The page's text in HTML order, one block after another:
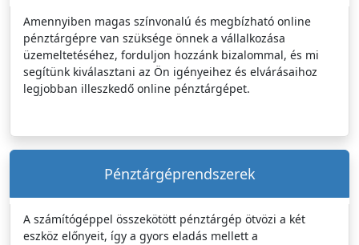
Amennyiben magas színvonalú és megbízható online
pénztárgépre van szüksége önnek a vállalkozása
üzemeltetéséhez, forduljon hozzánk bizalommal, és mi
segítünk kiválasztani az Ön igényeihez és elvárásaihoz
legjobban illeszkedő online pénztárgépet.
Pénztárgéprendszerek
A számítógéppel összekötött pénztárgép ötvözi a két
eszköz előnyeit, így a gyors eladás mellett a